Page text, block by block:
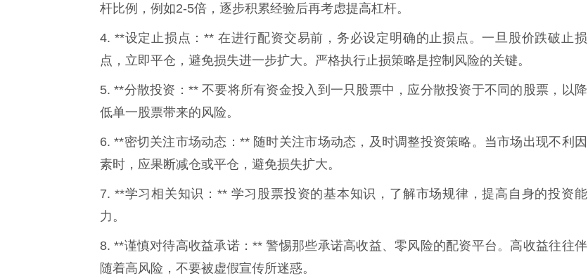
杆比例，例如2-5倍，逐步积累经验后再考虑提高杠杆。
4. **设定止损点：** 在进行配资交易前，务必设定明确的止损点。一旦股价跌破止损
点，立即平仓，避免损失进一步扩大。严格执行止损策略是控制风险的关键。
5. **分散投资：** 不要将所有资金投入到一只股票中，应分散投资于不同的股票，以降
低单一股票带来的风险。
6. **密切关注市场动态：** 随时关注市场动态，及时调整投资策略。当市场出现不利因
素时，应果断减仓或平仓，避免损失扩大。
7. **学习相关知识：** 学习股票投资的基本知识，了解市场规律，提高自身的投资能
力。
8. **谨慎对待高收益承诺：** 警惕那些承诺高收益、零风险的配资平台。高收益往往伴
随着高风险，不要被虚假宣传所迷惑。